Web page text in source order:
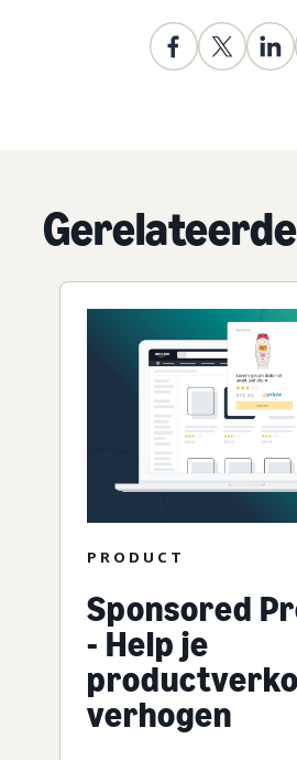
PRODUCT
Sponsored
- Help je
verhogen